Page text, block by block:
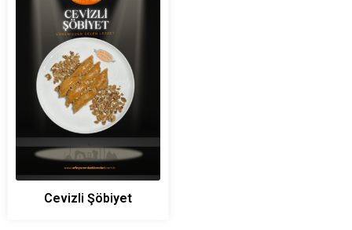
Cevizli Şöbiyet